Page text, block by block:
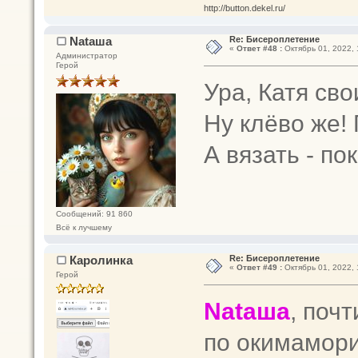
http://button.dekel.ru/
Nataшa
Администратор
Герой
Сообщений: 91 860
Всё к лучшему
Re: Бисероплетение
« Ответ #48 :Октябрь 01, 2022,
Ура, Катя
Ну клёво
А вязать -
Каролинка
Герой
Re: Бисероплетение
« Ответ #49 :Октябрь 01, 2022,
Nataшa,
по